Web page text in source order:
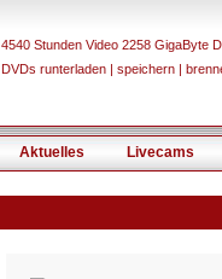
4540 Stunden Video 2258 GigaByte
DVDs runterladen | speichern |
Aktuelles Livecams